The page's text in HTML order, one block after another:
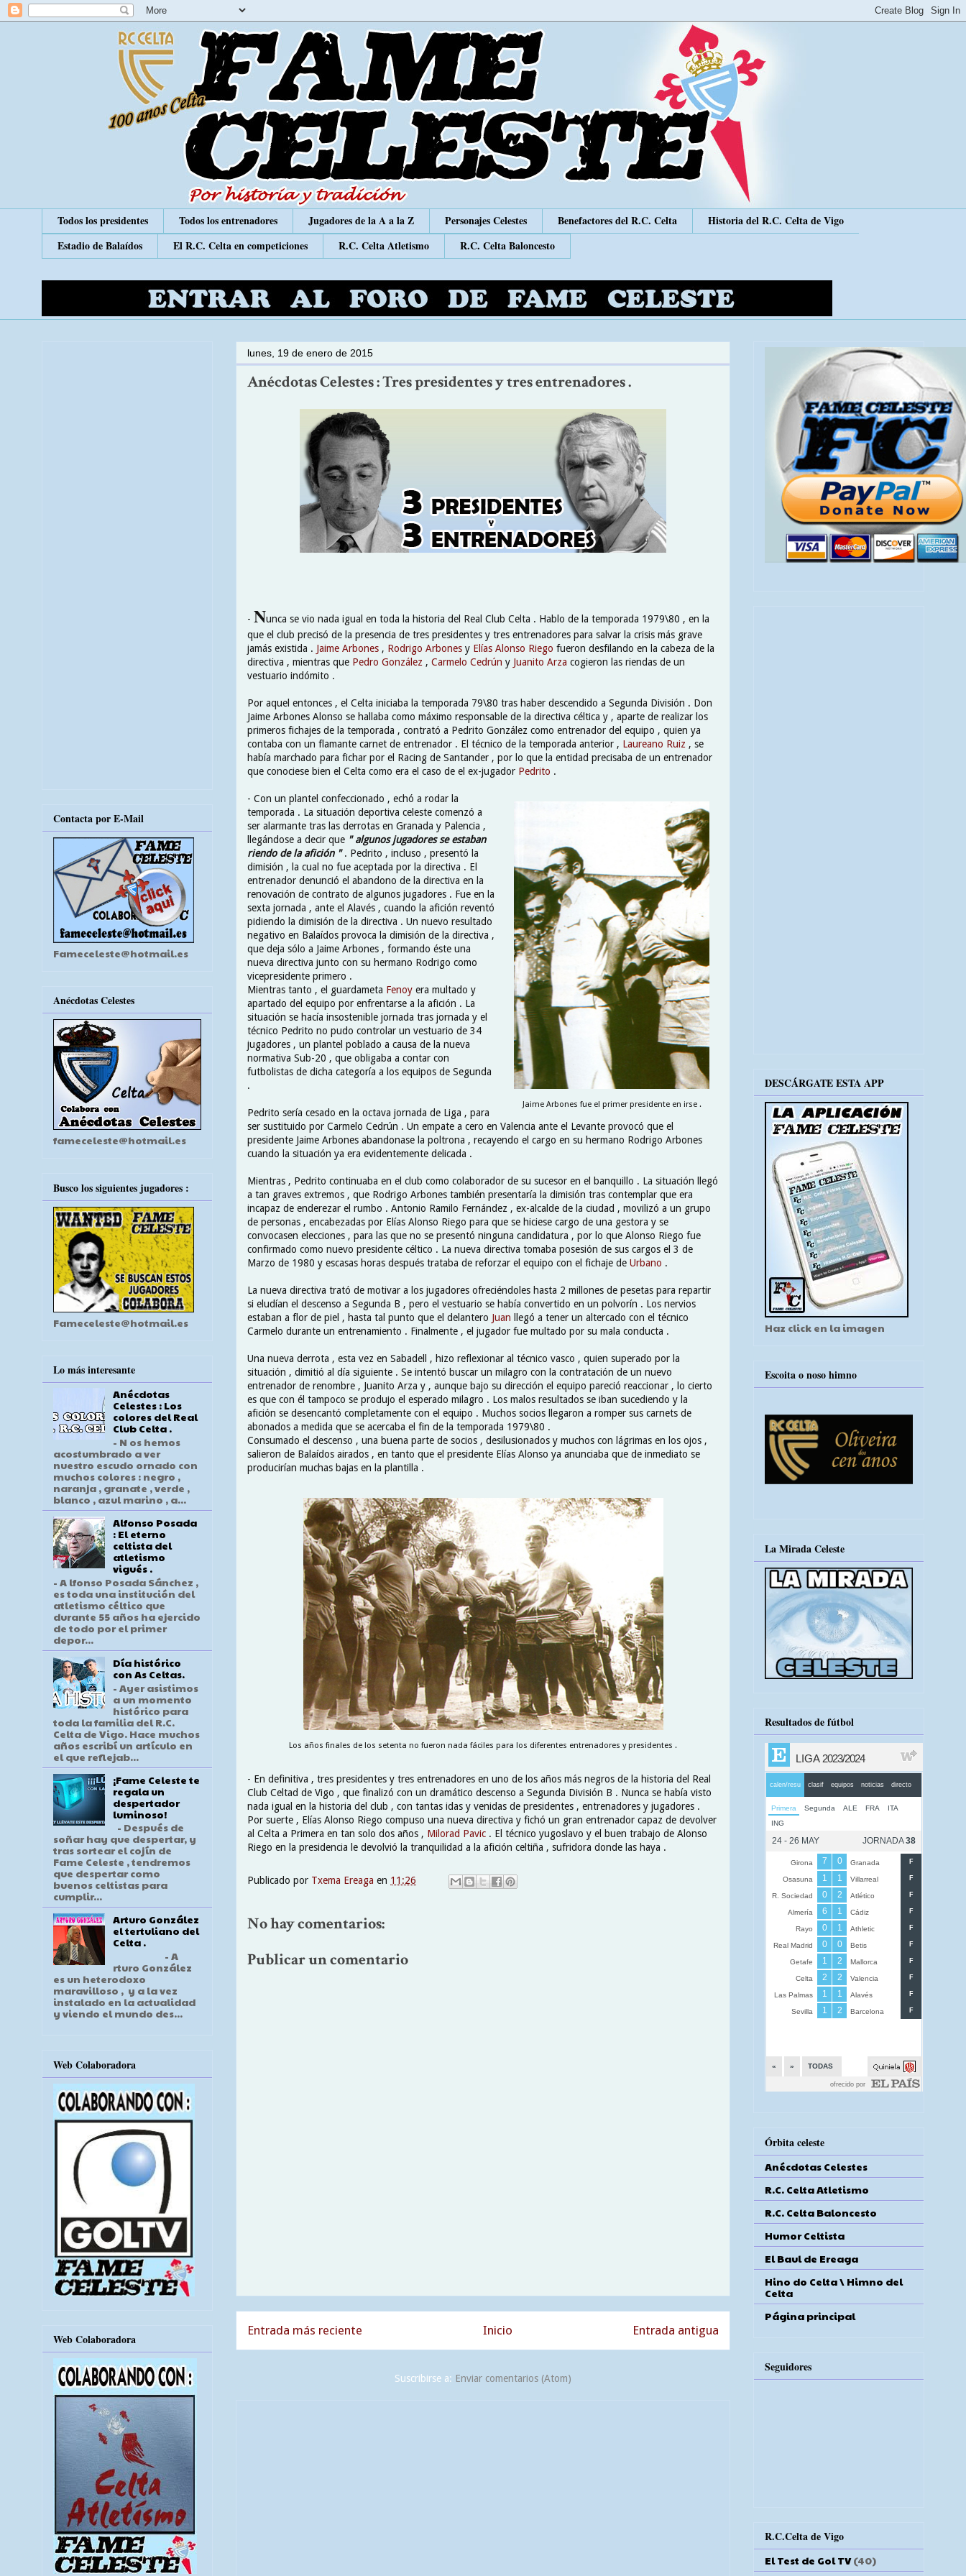
Todos los presidentes Todos los entrenadores Jugadores de la A a la Z Personajes Celestes Benefactores del R.C. Celta
Historia del R.C. Celta de Vigo
Estadio de Balaídos
El R.C. Celta en competiciones R.C. Celta Atletismo R.C. Celta Baloncesto
lunes, 19 de enero de 2015
Anécdotas Celestes : Tres presidentes y tres entrenadores .
- Nunca se vio nada igual en toda la historia del Real Club Celta . Hablo de la temporada 1979\80 , en la
que el club precisó de la presencia de tres presidentes y tres entrenadores para salvar la crisis más grave
jamás existida . Jaime Arbones , Rodrigo Arbones y Elías Alonso Riego fueron desfilando en la cabeza de la
directiva , mientras que Pedro González , Carmelo Cedrún y Juanito Arza cogieron las riendas de un
vestuario indómito .
Por aquel entonces , el Celta iniciaba la temporada 79\80 tras haber descendido a Segunda División . Don
Jaime Arbones Alonso se hallaba como máximo responsable de la directiva céltica y , aparte de realizar los
primeros fichajes de la temporada , contrató a Pedrito González como entrenador del equipo , quien ya
contaba con un flamante carnet de entrenador . El técnico de la temporada anterior , Laureano Ruiz , se
había marchado para fichar por el Racing de Santander , por lo que la entidad precisaba de un entrenador
que conociese bien el Celta como era el caso de el ex-jugador Pedrito .
Jaime Arbones fue el primer presidente en irse .
- Con un plantel confeccionado , echó a rodar la
temporada . La situación deportiva celeste comenzó a
ser alarmante tras las derrotas en Granada y Palencia ,
llegándose a decir que " algunos jugadores se estaban
riendo de la afición ". Pedrito , incluso , presentó la
dimisión , la cual no fue aceptada por la directiva . El
entrenador denunció el abandono de la directiva en la
renovación de contrato de algunos jugadores . Fue en la
sexta jornada , ante el Alavés , cuando la afición reventó
pidiendo la dimisión de la directiva . Un nuevo resultado
negativo en Balaídos provoca la dimisión de la directiva ,
que deja sólo a Jaime Arbones , formando éste una
nueva directiva junto con su hermano Rodrigo como
vicepresidente primero .
Mientras tanto , el guardameta Fenoy era multado y
apartado del equipo por enfrentarse a la afición . La
situación se hacía insostenible jornada tras jornada y el
técnico Pedrito no pudo controlar un vestuario de 34
jugadores , un plantel poblado a causa de la nueva
normativa Sub-20 , que obligaba a contar con
futbolistas de dicha categoría a los equipos de Segunda
.
Pedrito sería cesado en la octava jornada de Liga , para
ser sustituido por Carmelo Cedrún . Un empate a cero en Valencia ante el Levante provocó que el
presidente Jaime Arbones abandonase la poltrona , recayendo el cargo en su hermano Rodrigo Arbones
cuando la situación ya era evidentemente delicada .
Mientras , Pedrito continuaba en el club como colaborador de su sucesor en el banquillo . La situación llegó
a tan graves extremos , que Rodrigo Arbones también presentaría la dimisión tras contemplar que era
incapaz de enderezar el rumbo . Antonio Ramilo Fernández , ex-alcalde de la ciudad , movilizó a un grupo
de personas , encabezadas por Elías Alonso Riego para que se hiciese cargo de una gestora y se
convocasen elecciones , para las que no se presentó ninguna candidatura , por lo que Alonso Riego fue
confirmado como nuevo presidente céltico . La nueva directiva tomaba posesión de sus cargos el 3 de
Marzo de 1980 y escasas horas después trataba de reforzar el equipo con el fichaje de Urbano .
La nueva directiva trató de motivar a los jugadores ofreciéndoles hasta 2 millones de pesetas para repartir
si eludían el descenso a Segunda B , pero el vestuario se había convertido en un polvorín . Los nervios
estaban a flor de piel , hasta tal punto que el delantero Juan llegó a tener un altercado con el técnico
Carmelo durante un entrenamiento . Finalmente , el jugador fue multado por su mala conducta .
Una nueva derrota , esta vez en Sabadell , hizo reflexionar al técnico vasco , quien superado por la
situación , dimitió al día siguiente . Se intentó buscar un milagro con la contratación de un nuevo
entrenador de renombre , Juanito Arza y , aunque bajo su dirección el equipo pareció reaccionar , lo cierto
es que con él tampoco se produjo el esperado milagro . Los malos resultados se iban sucediendo y la
afición se desencantó completamente con el equipo . Muchos socios llegaron a romper sus carnets de
abonados a medida que se acercaba el fin de la temporada 1979\80 .
Consumado el descenso , una buena parte de socios , desilusionados y muchos con lágrimas en los ojos ,
salieron de Balaídos airados , en tanto que el presidente Elías Alonso ya anunciaba que de inmediato se
producirían muchas bajas en la plantilla .
Los años finales de los setenta no fueron nada fáciles para los diferentes entrenadores y presidentes .
- En definitiva , tres presidentes y tres entrenadores en uno de los años más negros de la historia del Real
Club Celtad de Vigo , que finalizó con un dramático descenso a Segunda División B . Nunca se había visto
nada igual en la historia del club , con tantas idas y venidas de presidentes , entrenadores y jugadores .
Por suerte , Elías Alonso Riego compuso una nueva directiva y fichó un gran entrenador capaz de devolver
al Celta a Primera en tan solo dos años , Milorad Pavic . El técnico yugoslavo y el buen trabajo de Alonso
Riego en la presidencia le devolvió la tranquilidad a la afición celtiña , sufridora donde las haya .
Publicado por Txema Ereaga en 11:26
No hay comentarios:
Publicar un comentario
Entrada más reciente Entrada antigua
Inicio
Suscribirse a: Enviar comentarios (Atom)
Contacta por E-Mail
Fameceleste@hotmail.es
Anécdotas Celestes
fameceleste@hotmail.es
Busco los siguientes jugadores :
Fameceleste@hotmail.es
Lo más interesante
Anécdotas
Celestes : Los
colores del Real
Club Celta .
- N os hemos
acostumbrado a ver
nuestro escudo ornado con
muchos colores : negro ,
naranja , granate , verde ,
blanco , azul marino , a...
Alfonso Posada
: El eterno
celtista del
atletismo
vigués .
- A lfonso Posada Sánchez ,
es toda una institución del
atletismo céltico que
durante 55 años ha ejercido
de todo por el primer
depor...
Día histórico
con As Celtas.
- Ayer asistimos
a un momento
histórico para
toda la familia del R.C.
Celta de Vigo. Hace muchos
años escribí un artículo en
el que reflejab...
¡Fame Celeste te
regala un
despertador
luminoso!
- Después de
soñar hay que despertar, y
tras sortear el cojín de
Fame Celeste , tendremos
que despertar como
buenos celtistas para
cumplir...
Arturo González
el tertuliano del
Celta .
- A
rturo González
es un heterodoxo
maravilloso , y a la vez
instalado en la actualidad
y viendo el mundo des...
Web Colaboradora
Web Colaboradora
DESCÁRGATE ESTA APP
Haz click en la imagen
Escoita o noso himno
La Mirada Celeste
Resultados de fútbol
Órbita celeste
Anécdotas Celestes
R.C. Celta Atletismo
R.C. Celta Baloncesto
Humor Celtista
El Baul de Ereaga
Hino do Celta \ Himno del
Celta
Página principal
Seguidores
R.C.Celta de Vigo
El Test de Gol TV (40)